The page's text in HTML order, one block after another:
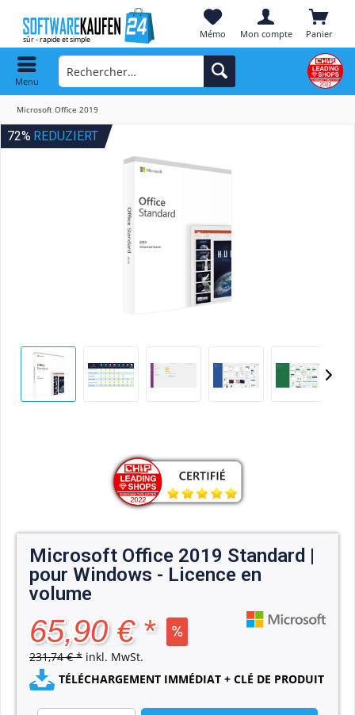
Panier
Mémo Mon compte
Menu
Microsoft Office 2019
72% REDUZIERT
Microsoft Office 2019 Standard |
pour Windows - Licence en
volume
65,90 € *
231,74 € * inkl. MwSt.
TÉLÉCHARGEMENT IMMÉDIAT + CLÉ DE PRODUIT